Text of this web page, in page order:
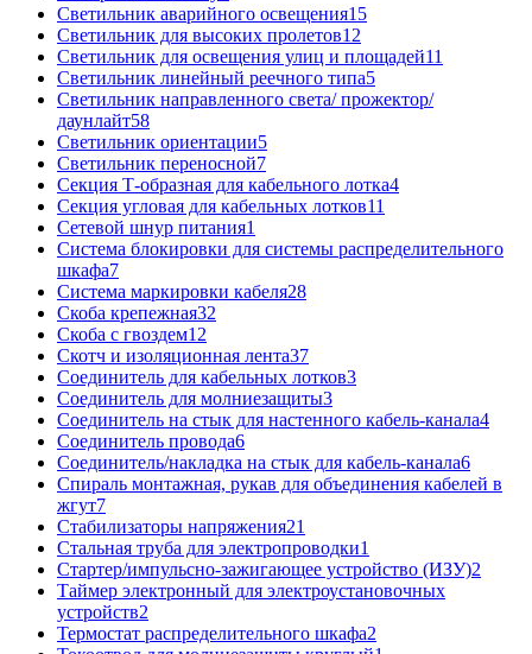
Светильник аварийного освещения15
Светильник для высоких пролетов12
Светильник для освещения улиц и площадей11
Светильник линейный реечного типа5
Светильник направленного света/ прожектор/
даунлайт58
Светильник ориентации5
Светильник переносной7
Секция Т-образная для кабельного лотка4
Секция угловая для кабельных лотков11
Сетевой шнур питания1
Система блокировки для системы распределительного
шкафа7
Система маркировки кабеля28
Скоба крепежная32
Скоба с гвоздем12
Скотч и изоляционная лента37
Соединитель для кабельных лотков3
Соединитель для молниезащиты3
Соединитель на стык для настенного кабель-канала4
Соединитель провода6
Соединитель/накладка на стык для кабель-канала6
Спираль монтажная, рукав для объединения кабелей в
жгут7
Стабилизаторы напряжения21
Стальная труба для электропроводки1
Стартер/импульсно-зажигающее устройство (ИЗУ)2
Таймер электронный для электроустановочных
устройств2
Термостат распределительного шкафа2